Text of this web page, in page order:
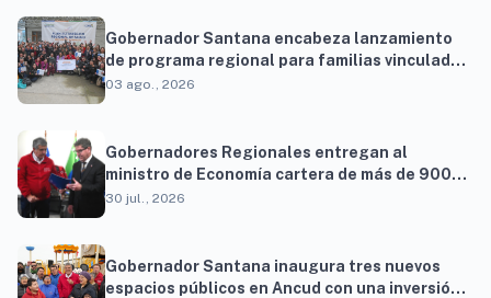
Gobernador Santana encabeza lanzamiento
de programa regional para familias vinculadas
al autismo
03 ago., 2026
Gobernadores Regionales entregan al
ministro de Economía cartera de más de 900
proyectos que proyectan generar cerca de 27
30 jul., 2026
Gobernador Santana inaugura tres nuevos
espacios públicos en Ancud con una inversión